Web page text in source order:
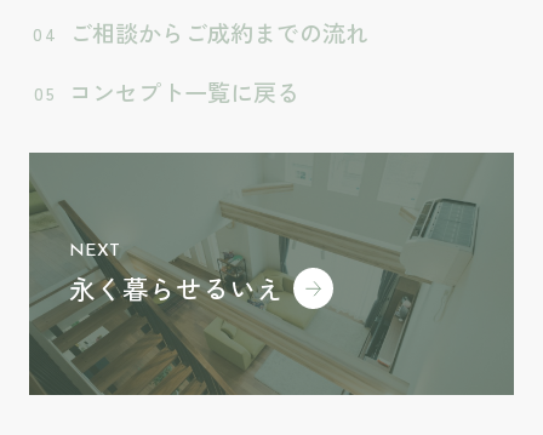
ご相談からご成約までの流れ
コンセプト一覧に戻る
NEXT
永く暮らせるいえ